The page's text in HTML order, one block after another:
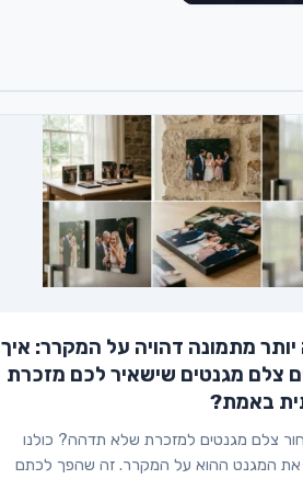
מתמונה דהויה על המקרר: איך
צלם מגנטים שישאיר לכם מזכרת
באמת?
צלם מגנטים למזכרת שלא תדהה? כולנו
את המגנט ההוא על המקרר. זה שהפך לכתם